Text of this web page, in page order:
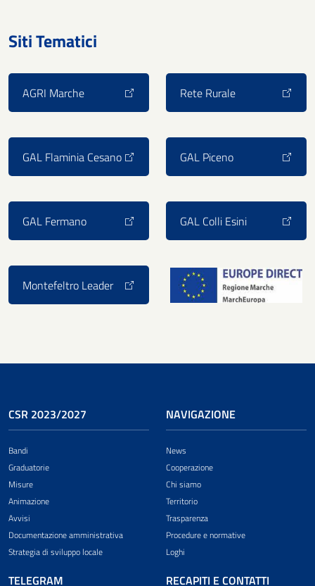
Siti Tematici
AGRI Marche Rete Rurale
GAL Flaminia Cesano GAL Piceno
GAL Fermano GAL Colli Esini
Montefeltro Leader
CSR 2023/2027
Bandi
Graduatorie
Misure
Animazione
Avvisi
Documentazione amministrativa
Strategia di sviluppo locale
NAVIGAZIONE
News
Cooperazione
Chi siamo
Territorio
Trasparenza
Procedure e normative
Loghi
TELEGRAM RECAPITI E CONTATTI